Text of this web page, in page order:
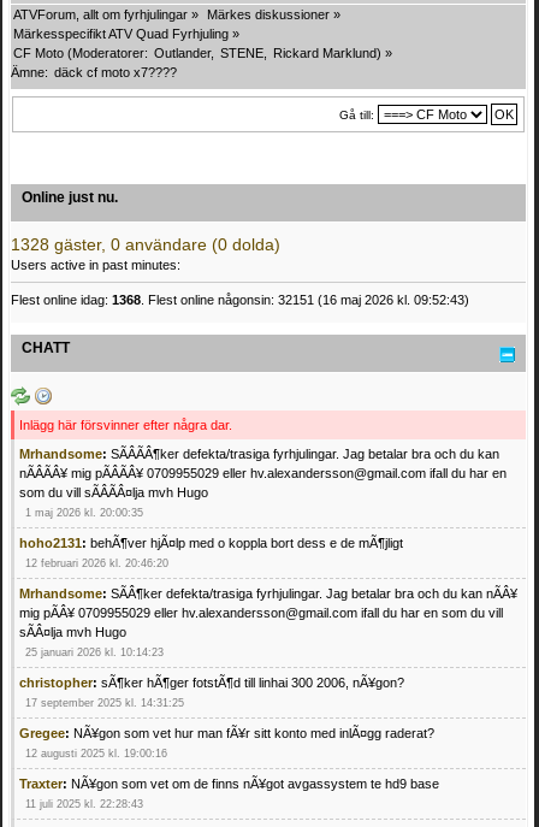
ATVForum, allt om fyrhjulingar » Märkes diskussioner »
Märkesspecifikt ATV Quad Fyrhjuling »
CF Moto (Moderatorer: Outlander, STENE Rickard Marklund) »
Ämne: däck cf moto x7????
Gå till:
Online just nu.
1328 gäster, 0 användare (0 dolda)
Users active in past minutes:
Flest online idag: 1368. Flest online någonsin: 32151 (16 maj 2026 kl. 09:52:43)
CHATT
Inlägg här försvinner efter några dar.
Mrhandsome: SÃÂÃÂ¶ker defekta/trasiga fyrhjulingar. Jag betalar bra och du kan
nÃÂÃÂ¥ mig pÃÂÃÂ¥ 0709955029 eller hv.alexandersson@gmail.com ifall du har en
som du vill sÃÂÃÂ¤lja mvh Hugo
1 maj 2026 kl. 20:00:35
hoho2131: behÃ¶ver hjÃ¤lp med o koppla bort dess e de mÃ¶jligt
12 februari 2026 kl. 20:46:20
Mrhandsome: SÃÂ¶ker defekta/trasiga fyrhjulingar. Jag betalar bra och du kan nÃÂ¥
mig pÃÂ¥ 0709955029 eller hv.alexandersson@gmail.com ifall du har en som du vill
sÃÂ¤lja mvh Hugo
25 januari 2026 kl. 10:14:23
christopher: sÃ¶ker hÃ¶ger fotstÃ¶d till linhai 300 2006, nÃ¥gon?
17 september 2025 kl. 14:31:25
Gregee: NÃ¥gon som vet hur man fÃ¥r sitt konto med inlÃ¤gg raderat?
12 augusti 2025 kl. 19:00:16
Traxter: NÃ¥gon som vet om de finns nÃ¥got avgassystem te hd9 base
11 juli 2025 kl. 22:28:43